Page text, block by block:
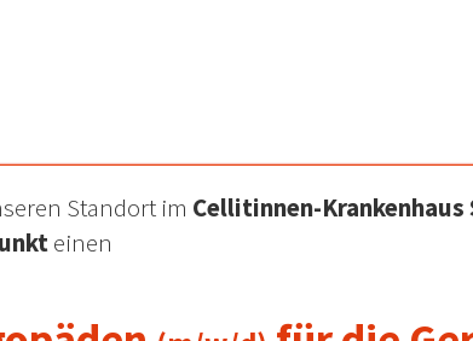
Standort im Cellitinnen-Krankenhaus
einen